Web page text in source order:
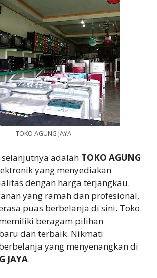
TOKO AGUNG JAYA
selanjutnya adalah TOKO AGUNG
yang menyediakan
dengan harga terjangkau.
yang ramah dan profesional,
puas berbelanja di sini. Toko
memiliki beragam pilihan
dan terbaik. Nikmati
yang menyenangkan di
JAYA.